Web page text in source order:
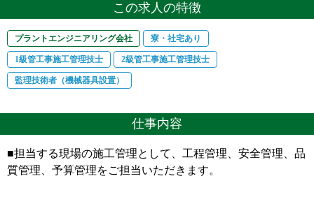
この求人の特徴
プラントエンジニアリング会社 寮・社宅あり
1級管工事施工管理技士 2級管工事施工管理技士
監理技術者（機械器具設置）
仕事内容
■担当する現場の施工管理として、工程管理、安全管理、品
質管理、予算管理をご担当いただきます。